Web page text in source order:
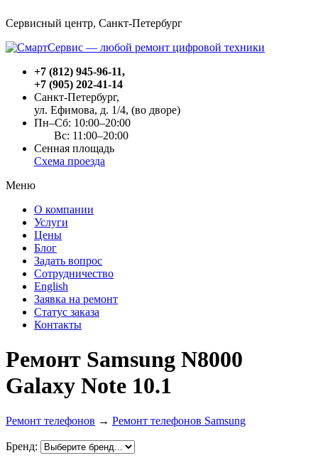
Сервисный центр, Cанкт-Петербург
+7 (812) 945-96-11,
+7 (905) 202-41-14
Санкт-Петербург,
ул. Ефимова, д. 1/4, (во дворе)
Пн–Сб: 10:00–20:00
Вс: 11:00–20:00
Сенная площадь
Схема проезда
Меню
О компании
Услуги
Цены
Блог
Задать вопрос
Сотрудничество
English
Заявка на ремонт
Статус заказа
Контакты
Ремонт Samsung N8000
Galaxy Note 10.1
Ремонт телефонов → Ремонт телефонов Samsung
Бренд: